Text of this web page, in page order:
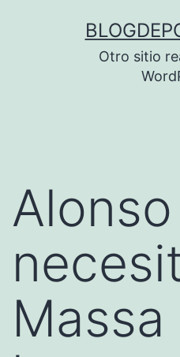
Otro sitio
Alonso
Massa